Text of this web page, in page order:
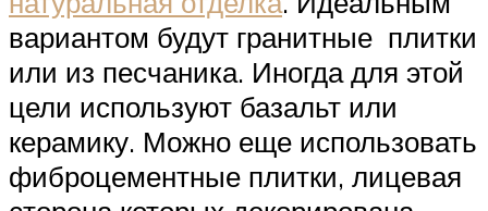
вариантом будут гранитные плитки
или из песчаника. Иногда для этой
цели используют базальт или
керамику. Можно еще использовать
фиброцементные плитки, лицевая